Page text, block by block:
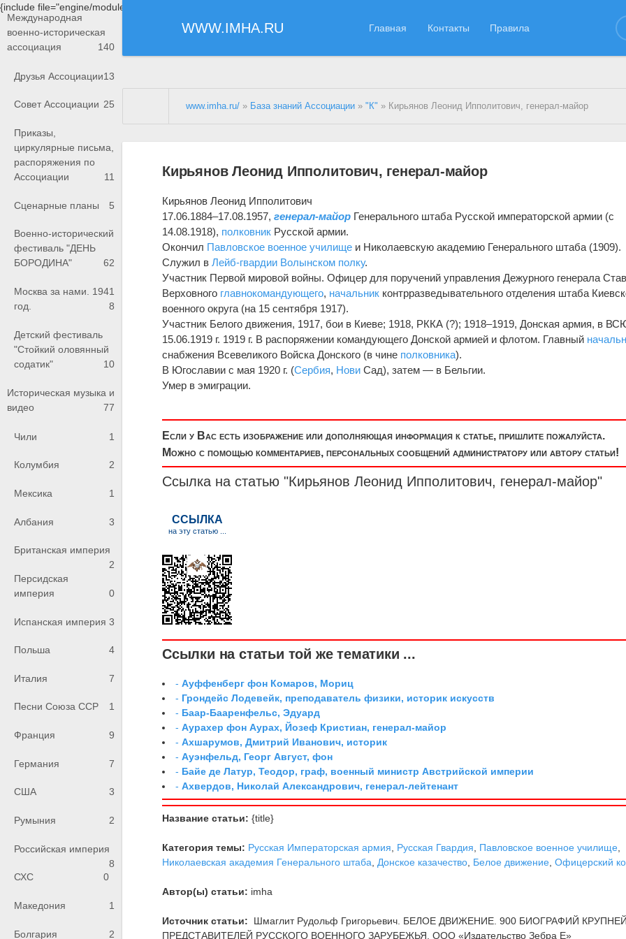
{include file="engine/modules/saperu/head.php"}
WWW.IMHA.RU Главная Контакты Правила
Международная
военно-историческая
ассоциация
140
Друзья Ассоциации13
Совет Ассоциации 25
Приказы,
циркулярные письма,
распоряжения по
Ассоциации
11
Сценарные планы 5
Военно-исторический
фестиваль "ДЕНЬ
БОРОДИНА"
62
Москва за нами. 1941
год.
8
Детский фестиваль
"Стойкий оловянный
содатик"
10
Историческая музыка и
видео
77
Чили 1
Колумбия 2
Мексика 1
Албания 3
Британская империя
2
Персидская
империя
0
Испанская империя 3
Польша 4
Италия 7
Песни Союза ССР 1
Франция 9
Германия 7
США 3
Румыния 2
Российская империя
8
СХС
0
Македония 1
Болгария 2
www.imha.ru/ » База знаний Ассоциации »"К" » Кирьянов Леонид Ипполитович, генерал-майор
Кирьянов Леонид Ипполитович, генерал-майор
Кирьянов Леонид Ипполитович
17.06.1884–17.08.1957,генерал-майор Генерального штаба Русской императорской армии (с
14.08.1918), полковник Русской армии.
Окончил Павловское военное училище и Николаевскую академию Генерального штаба (1909).
Служил вЛейб-гвардии Волынском полку.
Участник Первой мировой войны. Офицер для поручений управления Дежурного генерала
Верховного главнокомандующего, начальник контрразведывательного отделения штаба
военного округа (на 15 сентября 1917).
Участник Белого движения, 1917, бои в Киеве; 1918, РККА (?); 1918–1919, Донская армия, в
15.06.1919 г. 1919 г. В распоряжении командующего Донской армией и флотом. Главный
снабжения Всевеликого Войска Донского (в чине полковника).
В Югославии с мая 1920 г. (Сербия, Нови Сад), затем — в Бельгии.
Умер в эмиграции.
Если у Вас есть изображение или дополняющая информация к статье, пришлите пожалуйста.
Можно с помощью комментариев, персональных сообщений администратору или автору статьи!
Ссылка на статью "Кирьянов Леонид Ипполитович, генерал-майор"
Ссылки на статьи той же тематики ...
-Ауффенберг фон Комаров, Мориц
- Грондейс Лодевейк, преподаватель физики, историк искусств
- Баар-Бааренфельс, Эдуард
-Аурахер фон Аурах, Йозеф Кристиан, генерал-майор
-Ахшарумов, Дмитрий Иванович, историк
-Ауэнфельд, Георг Август, фон
- Байе де Латур, Теодор, граф, военный министр Австрийской империи
-Ахвердов, Николай Александрович, генерал-лейтенант
Название статьи: {title}
Категория темы: Русская Императорская армия Русская Гвардия Павловское военное училище
Николаевская академия Генерального штаба
Донское казачество Белое движение ,Офицерский
Автор(ы) статьи: imha
Источник статьи:
Шмаглит Рудольф Григорьевич. БЕЛОЕ ДВИЖЕНИЕ. 900 БИОГРАФИЙ
ПРЕДСТАВИТЕЛЕЙ РУССКОГО ВОЕННОГО ЗАРУБЕЖЬЯ. ООО «Издательство Зебра Е»